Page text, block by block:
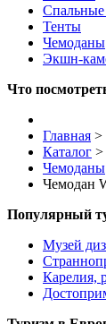
Тенты
Чемоданы
Экшн-
Что
Главная >
Каталог >
Чемоданы
Чемодан
Популярный
Музей
Карелия,